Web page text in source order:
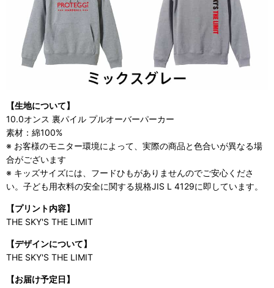
【生地について】
10.0オンス 裏パイル プルオーバーパーカー
素材：綿100%
※ お客様のモニター環境によって、実際の商品と色合いが異なる場
合がございます
※ キッズサイズには、フードひもがありませんのでご安心くださ
い。子ども用衣料の安全に関する規格JIS L 4129に即しています。
【プリント内容】
THE SKY'S THE LIMIT
【デザインについて】
THE SKY'S THE LIMIT
【お届け予定日】